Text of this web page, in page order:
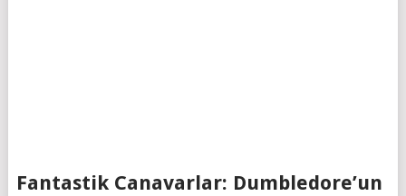
Fantastik Canavarlar: Dumbledore’un